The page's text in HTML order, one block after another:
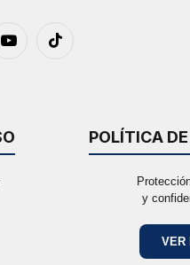
YouTubeTikTok
POLÍTICA
y
VER